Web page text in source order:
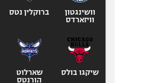
אגרוף
ספורט אולימפי
וושינגטון
וויזארדס
ברוקלין נטס
שיקגו בולס
שארלוט
הורנטס